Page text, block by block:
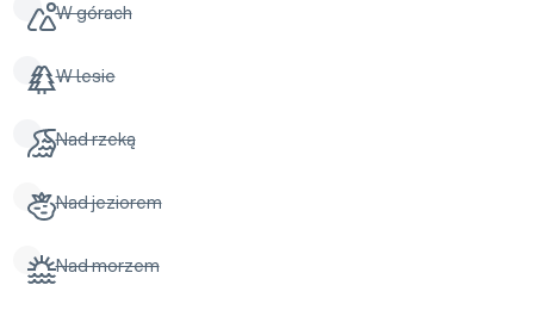
W górach
W lesie
Nad rzeką
Nad jeziorem
Nad morzem